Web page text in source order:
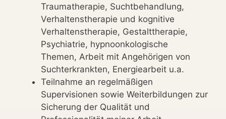
Traumatherapie, Suchtbehandlung,
Verhaltenstherapie und kognitive
Verhaltenstherapie, Gestalttherapie,
Psychiatrie, hypnoonkologische
Themen, Arbeit mit Angehörigen von
Suchterkrankten, Energiearbeit u.a.
Teilnahme an regelmäßigen
Supervisionen sowie Weiterbildungen zur
Sicherung der Qualität und